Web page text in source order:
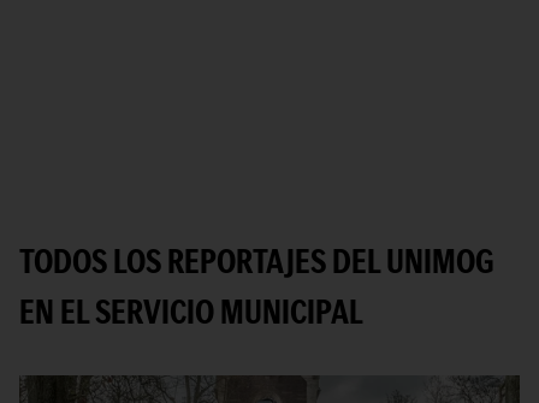
TODOS LOS REPORTAJES DEL UNIMOG
EN EL SERVICIO MUNICIPAL